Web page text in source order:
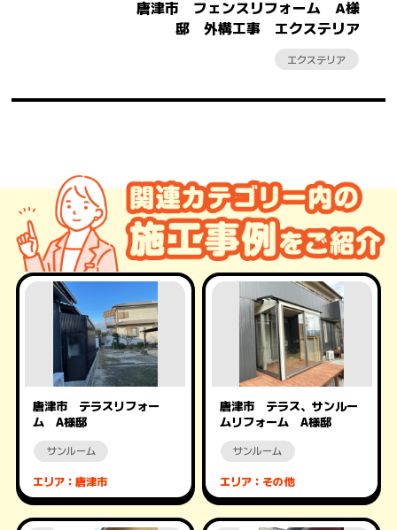
唐津市 フェンスリフォーム A様
邸 外構工事 エクステリア
エクステリア
唐津市 テラスリフォー
ム A様邸
サンルーム
エリア：唐津市
唐津市 テラス、サンルー
ムリフォーム A様邸
サンルーム
エリア：その他